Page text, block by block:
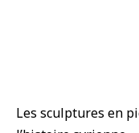
Les sculptures en